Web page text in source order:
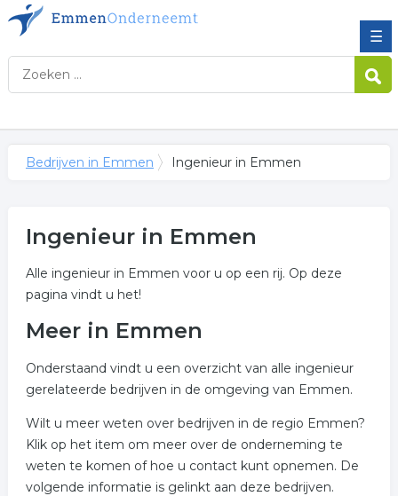
☰
Bedrijven in Emmen Ingenieur in Emmen
Ingenieur in Emmen
Alle ingenieur in Emmen voor u op een rij. Op deze
pagina vindt u het!
Meer in Emmen
Onderstaand vindt u een overzicht van alle ingenieur
gerelateerde bedrijven in de omgeving van Emmen.
Wilt u meer weten over bedrijven in de regio Emmen?
Klik op het item om meer over de onderneming te
weten te komen of hoe u contact kunt opnemen. De
volgende informatie is gelinkt aan deze bedrijven.